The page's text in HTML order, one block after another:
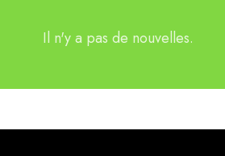
Il n'y a pas de nouvelles.